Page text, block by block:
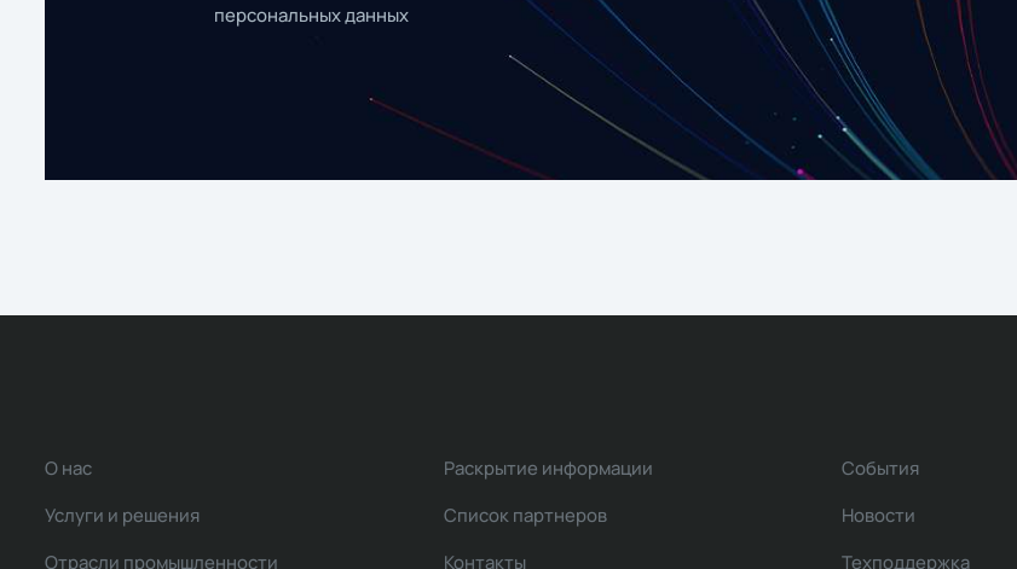
персональных данных
О нас
Услуги и решения
Отрасли промышленности
Раскрытие информации
Список партнеров
Контакты
События
Новости
Техподдержка